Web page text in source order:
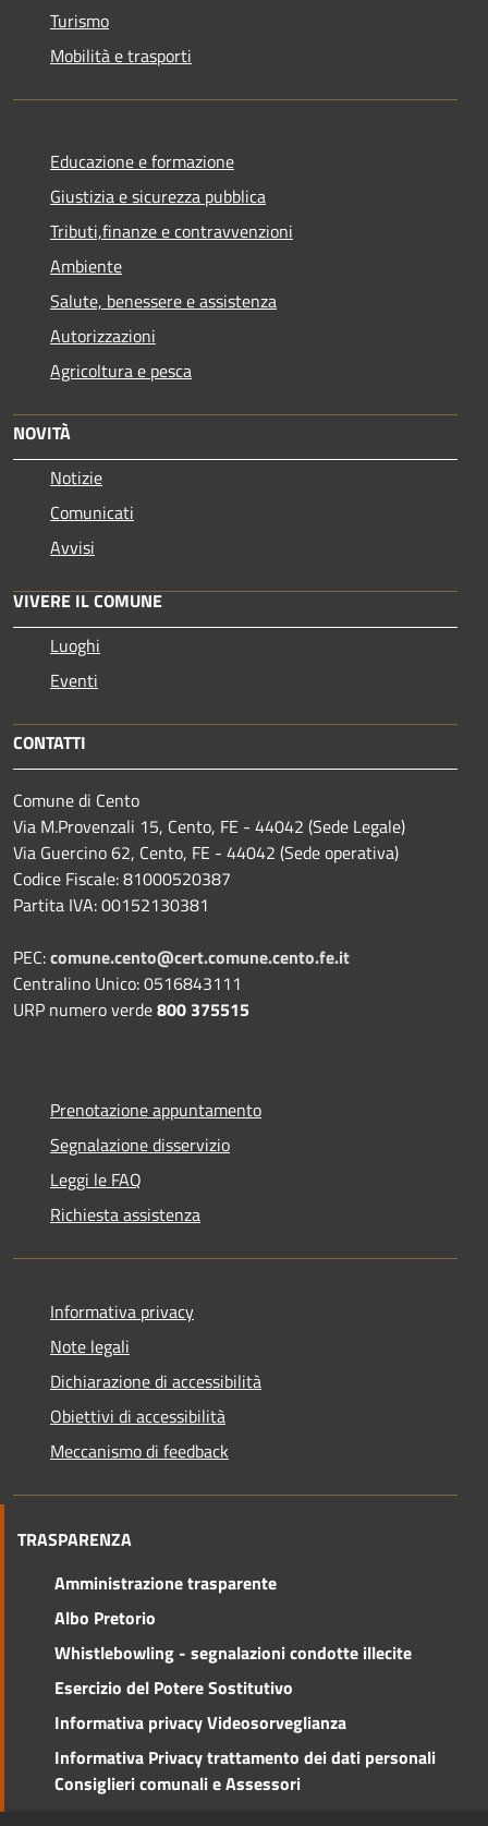
Turismo
Mobilità e trasporti
Educazione e formazione
Giustizia e sicurezza pubblica
Tributi,finanze e contravvenzioni
Ambiente
Salute, benessere e assistenza
Autorizzazioni
Agricoltura e pesca
NOVITÀ
Notizie
Comunicati
Avvisi
VIVERE IL COMUNE
Luoghi
Eventi
CONTATTI
Comune di Cento
Via M.Provenzali 15, Cento, FE - 44042 (Sede Legale)
Via Guercino 62, Cento, FE - 44042 (Sede operativa)
Codice Fiscale: 81000520387
Partita IVA: 00152130381
PEC:comune.cento@cert.comune.cento.fe.it
Centralino Unico: 0516843111
URP numero verde800 375515
Prenotazione appuntamento
Segnalazione disservizio
Leggi le FAQ
Richiesta assistenza
Informativa privacy
Note legali
Dichiarazione di accessibilità
Obiettivi di accessibilità
Meccanismo di feedback
TRASPARENZA
Amministrazione trasparente
Albo Pretorio
Whistlebowling - segnalazioni condotte illecite
Esercizio del Potere Sostitutivo
Informativa privacy Videosorveglianza
Informativa Privacy trattamento dei dati personali
Consiglieri comunali e Assessori